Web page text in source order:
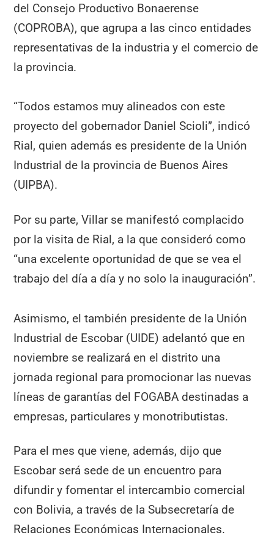
del Consejo Productivo Bonaerense
(COPROBA), que agrupa a las cinco entidades
representativas de la industria y el comercio de
la provincia.
“Todos estamos muy alineados con este
proyecto del gobernador Daniel Scioli”, indicó
Rial, quien además es presidente de la Unión
Industrial de la provincia de Buenos Aires
(UIPBA).
Por su parte, Villar se manifestó complacido
por la visita de Rial, a la que consideró como
“una excelente oportunidad de que se vea el
trabajo del día a día y no solo la inauguración”.
Asimismo, el también presidente de la Unión
Industrial de Escobar (UIDE) adelantó que en
noviembre se realizará en el distrito una
jornada regional para promocionar las nuevas
líneas de garantías del FOGABA destinadas a
empresas, particulares y monotributistas.
Para el mes que viene, además, dijo que
Escobar será sede de un encuentro para
difundir y fomentar el intercambio comercial
con Bolivia, a través de la Subsecretaría de
Relaciones Económicas Internacionales.